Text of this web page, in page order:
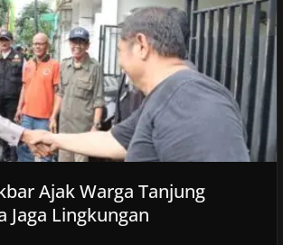
Ajak Warga Tanjung
Jaga Lingkungan